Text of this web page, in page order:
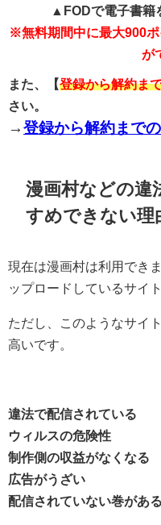
▲FODで電子書籍
※無料期間中に最大900
が
また、【登録から解約ま
さい。
→ 登録から解約まで
漫画村などの違
すめできない理
現在は漫画村は利用でき
ップロードしているサイ
ただし、このようなサイ
高いです。
違法で配信されている
ウィルスの危険性
制作側の収益がなくなる
広告がうざい
配信されていない巻がある